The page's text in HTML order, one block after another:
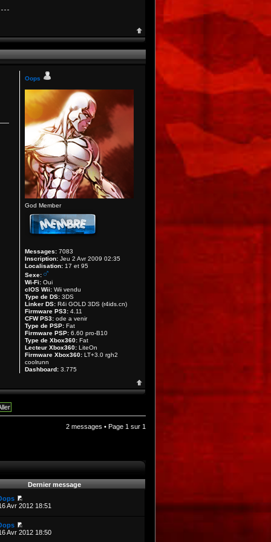
Oops
God Member
Messages: 7083
Inscription: Jeu 2 Avr 2009 02:35
Localisation: 17 et 95
Sexe:
Wi-Fi: Oui
cIOS Wii: Wii vendu
Type de DS: 3DS
Linker DS: R4i GOLD 3DS (r4ids.cn)
Firmware PS3: 4.11
CFW PS3: ode a venir
Type de PSP: Fat
Firmware PSP: 6.60 pro-B10
Type de Xbox360: Fat
Lecteur Xbox360: LiteOn
Firmware Xbox360: LT+3.0 rgh2
coolrunn
Dashboard: 3.775
2 messages • Page 1 sur 1
Dernier message
Avr 2012 18:51
Avr 2012 18:50